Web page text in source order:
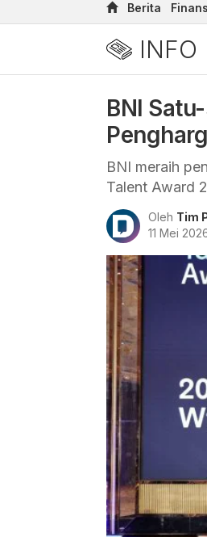
Berita
INFO
BNI
BNI meraih
Talent Award
Oleh Tim
11 Mei